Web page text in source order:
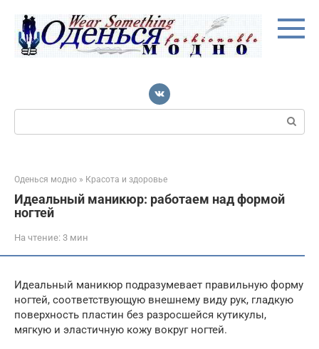
контенту
Поиск:
Оденься модно » Красота и здоровье
Идеальный маникюр: работаем над формой
ногтей
На чтение: 3 мин
Идеальный маникюр подразумевает правильную форму
ногтей, соответствующую внешнему виду рук, гладкую
поверхность пластин без разросшейся кутикулы,
мягкую и эластичную кожу вокруг ногтей.